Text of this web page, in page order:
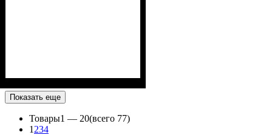
Показать еще
Товары1 — 20(всего 77)
1 234